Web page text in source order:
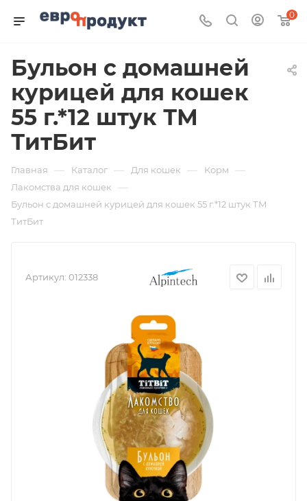
0
Бульон с домашней
курицей для кошек
55 г.*12 штук ТМ
ТитБит
Главная — Каталог — Для кошек — Корм —
Лакомства для кошек —
Бульон с домашней курицей для кошек 55 г.*12 штук ТМ
ТитБит
Артикул: 012338